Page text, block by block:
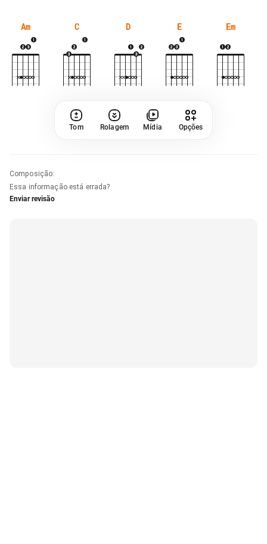
Am C D E Em
Tom Rolagem Mídia Opções
Composição:
Essa informação está errada?
Enviar revisão